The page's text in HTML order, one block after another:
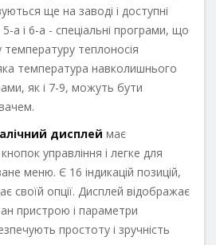
ще на заводі і доступні
а і 6-а - спеціальні програми, що
температуру теплоносія
температура навколишнього
як і 7-9, можуть бути
дисплей має
управління і легке для
меню. Є 16 індикацій позицій,
своїй опції. Дисплей відображає
пристрою і параметри
простоту і зручність